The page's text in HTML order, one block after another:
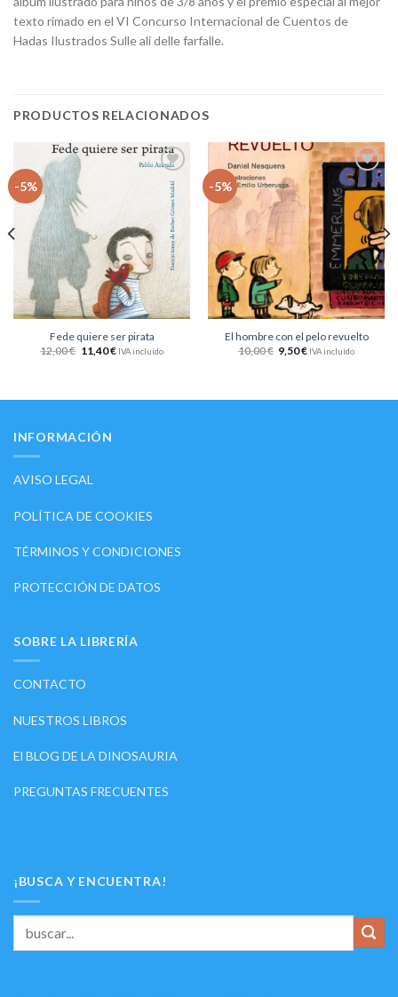
texto rimado en el VI Concurso Internacional de Cuentos de
Hadas Ilustrados Sulle ali delle farfalle.
PRODUCTOS RELACIONADOS
-5%
Añadir
a la
lista
de
deseos
Fede quiere ser pirata
12,00€ 11,40€ IVA incluido
-5%
Añadir
a la
lista
de
deseos
El hombre con el pelo revuelto
10,00€ 9,50€ IVA incluido
INFORMACIÓN
AVISO LEGAL
POLÍTICA DE COOKIES
TÉRMINOS Y CONDICIONES
PROTECCIÓN DE DATOS
SOBRE LA LIBRERÍA
CONTACTO
NUESTROS LIBROS
El BLOG DE LA DINOSAURIA
PREGUNTAS FRECUENTES
¡BUSCA Y ENCUENTRA!